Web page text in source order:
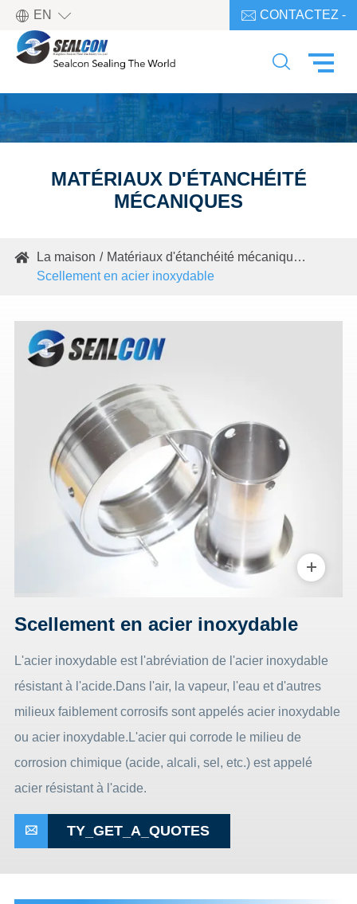
EN   CONTACTEZ -

MATÉRIAUX D'ÉTANCHÉITÉ
MÉCANIQUES
 La maison
Matériaux d'étanchéité mécaniques
Scellement en acier inoxydable
Scellement en acier inoxydable
L'acier inoxydable est l'abréviation de l'acier inoxydable
résistant à l'acide.Dans l'air, la vapeur, l'eau et d'autres
milieux faiblement corrosifs sont appelés acier inoxydable
ou acier inoxydable.L'acier qui corrode le milieu de
corrosion chimique (acide, alcali, sel, etc.) est appelé
acier résistant à l'acide.
 TY_GET_A_QUOTES